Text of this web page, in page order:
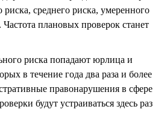
риска, среднего риска, умеренного
Частота плановых проверок станет
риска попадают юрлица и
в течение года два раза и более
правонарушения в сфере
будут устраиваться здесь раз